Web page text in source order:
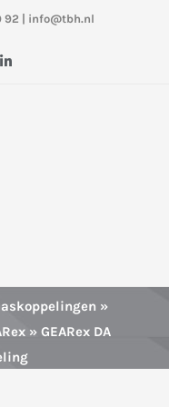
92 info@tbh.nl
i
askoppelingen »
» GEARex DA